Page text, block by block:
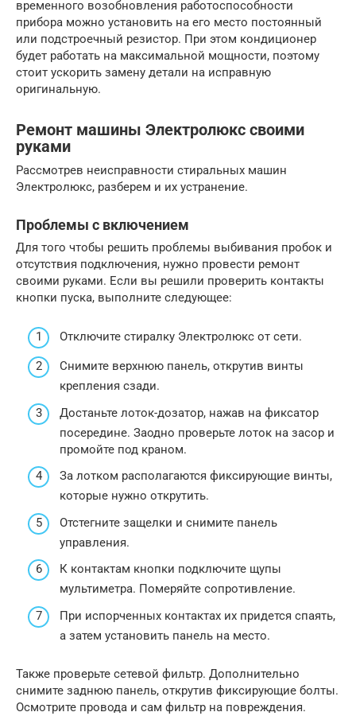
временного возобновления работоспособности
прибора можно установить на его место постоянный
или подстроечный резистор. При этом кондиционер
будет работать на максимальной мощности, поэтому
стоит ускорить замену детали на исправную
оригинальную.
Ремонт машины Электролюкс своими
руками
Рассмотрев неисправности стиральных машин
Электролюкс, разберем и их устранение.
Проблемы с включением
Для того чтобы решить проблемы выбивания пробок и
отсутствия подключения, нужно провести ремонт
своими руками. Если вы решили проверить контакты
кнопки пуска, выполните следующее:
Отключите стиралку Электролюкс от сети.
Снимите верхнюю панель, открутив винты
крепления сзади.
Достаньте лоток-дозатор, нажав на фиксатор
посередине. Заодно проверьте лоток на засор и
промойте под краном.
За лотком располагаются фиксирующие винты,
которые нужно открутить.
Отстегните защелки и снимите панель
управления.
К контактам кнопки подключите щупы
мультиметра. Померяйте сопротивление.
При испорченных контактах их придется спаять,
а затем установить панель на место.
Также проверьте сетевой фильтр. Дополнительно
снимите заднюю панель, открутив фиксирующие болты.
Осмотрите провода и сам фильтр на повреждения.